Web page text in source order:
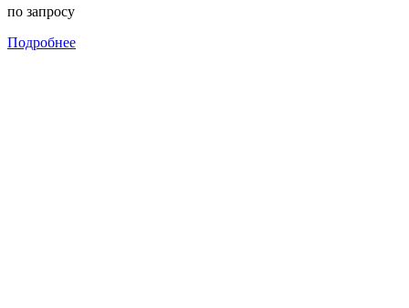
по запросу
Подробнее